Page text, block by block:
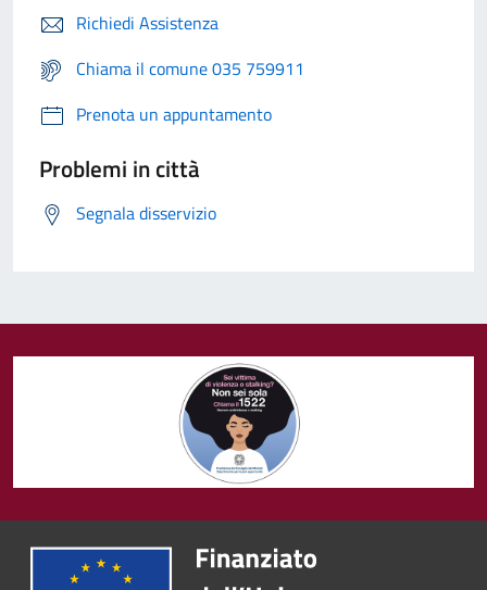
Richiedi Assistenza
Chiama il comune 035 759911
Prenota un appuntamento
Problemi in città
Segnala disservizio